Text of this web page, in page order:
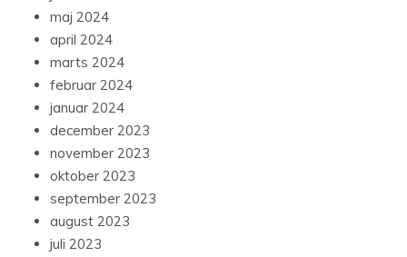
maj 2024
april 2024
marts 2024
februar 2024
januar 2024
december 2023
november 2023
oktober 2023
september 2023
august 2023
juli 2023